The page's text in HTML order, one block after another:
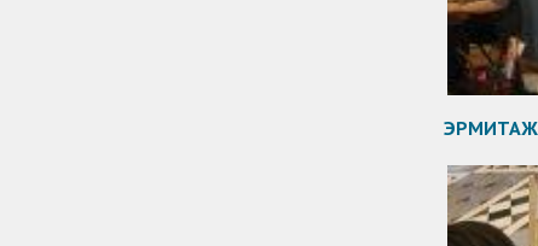
ЭРМИТАЖ